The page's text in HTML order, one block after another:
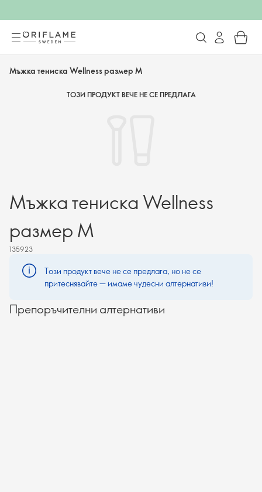
Мъжка тениска Wellness размер М
ТОЗИ ПРОДУКТ ВЕЧЕ НЕ СЕ ПРЕДЛАГА
Мъжка тениска Wellness
размер М
135923
Този продукт вече не се предлага, но не се
притеснявайте — имаме чудесни алтернативи!
Препоръчителни алтернативи